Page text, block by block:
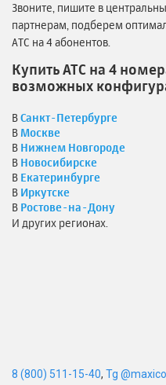
Звоните, пишите в
партнерам, подберем
АТС на 4 абонентов.
Купить АТС на 4
возможных
ВСанкт-Петербурге
В Москве
В Нижнем Новгороде
В Новосибирске
В Екатеринбурге
В Иркутске
В Ростове-на-Дону
И других регионах.
8 (800) 511-15-40, Tg